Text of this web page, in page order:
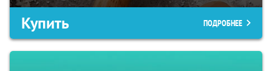
Купить ПОДРОБНЕЕ